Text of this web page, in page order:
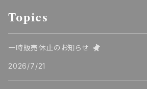
Topics
一時販売休止のお知らせ
2026/7/21